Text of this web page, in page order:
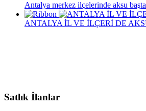
Antalya merkez ilçelerinde aksu
ANTALYA İL VE İLÇERİ DE
Satlık İlanlar